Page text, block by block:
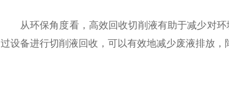
从环保角度看，高效回收切削液有助于减少对环
过设备进行切削液回收，可以有效地减少废液排放，